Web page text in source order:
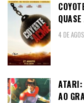
4 DE
ATARI:
AO